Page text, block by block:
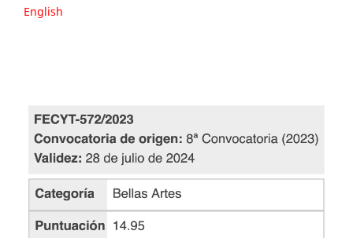
English